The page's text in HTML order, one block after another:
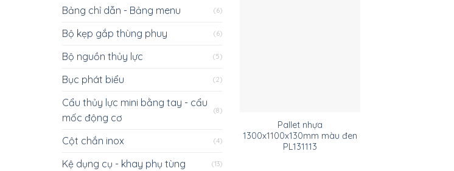
Bảng chỉ dẫn - Bảng menu (6)
Bộ kẹp gắp thùng phuy (6)
Bộ nguồn thủy lực (5)
Bục phát biểu (2)
Cẩu thủy lực mini bằng tay - cẩu
mốc động cơ
(8)
Cột chắn inox (4)
Kệ dụng cụ - khay phụ tùng (13)
Pallet nhựa
1300x1100x130mm màu đen
PL131113